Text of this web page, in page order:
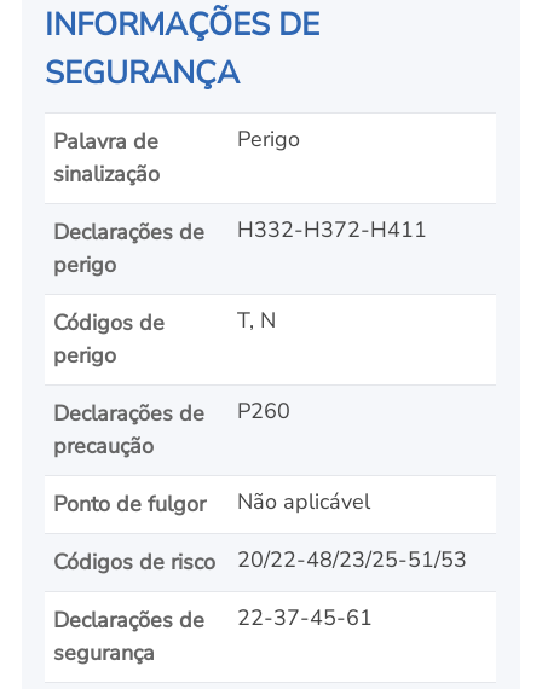
INFORMAÇÕES DE
SEGURANÇA
Palavra de
sinalização
Perigo
Declarações de
perigo
H332-H372-H411
Códigos de
perigo
T, N
Declarações de
precaução
P260
Ponto de fulgor Não aplicável
Códigos de risco 20/22-48/23/25-51/53
Declarações de
segurança
22-37-45-61